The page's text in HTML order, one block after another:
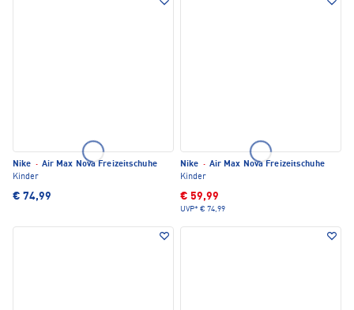
Nike · Air Max Nova Freizeitschuhe
Kinder
€ 74,99
Nike · Air Max Nova Freizeitschuhe
Kinder
€ 59,99
UVP* € 74,99